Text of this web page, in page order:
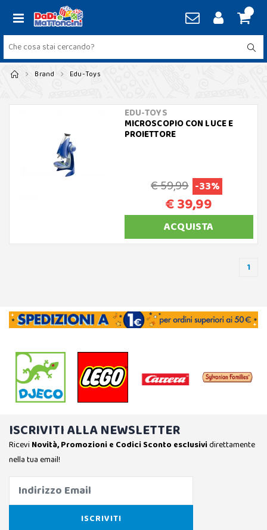
Brand Edu-Toys
EDU-TOYS
MICROSCOPIO CON LUCE E
PROIETTORE
€ 59,99 -33%
€ 39,99
ACQUISTA
1
ISCRIVITI ALLA NEWSLETTER
Ricevi Novità, Promozioni e Codici Sconto esclusividirettamente
nella tua email!